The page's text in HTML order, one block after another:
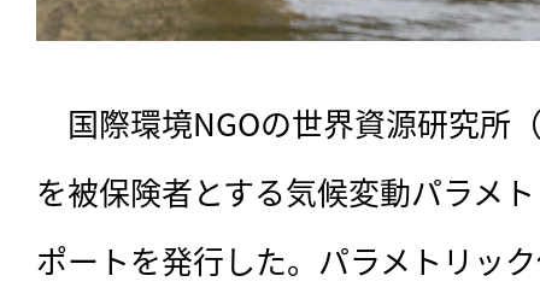
国際環境NGOの世界資源研究所
を被保険者とする気候変動パラメ
ポートを発行した。パラメトリッ